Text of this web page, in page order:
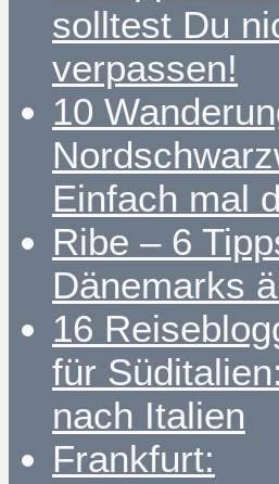
solltest Du
verpassen!
10
Einfach mal
Ribe – 6
Dänemarks
16
für
nach Italien
Frankfurt: